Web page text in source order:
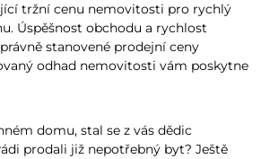
tržní cenu nemovitosti pro rychlý
Úspěšnost obchodu a rychlost
stanovené prodejní ceny
odhad nemovitosti vám poskytne
domu, stal se z vás dědic
prodali již nepotřebný byt? Ještě